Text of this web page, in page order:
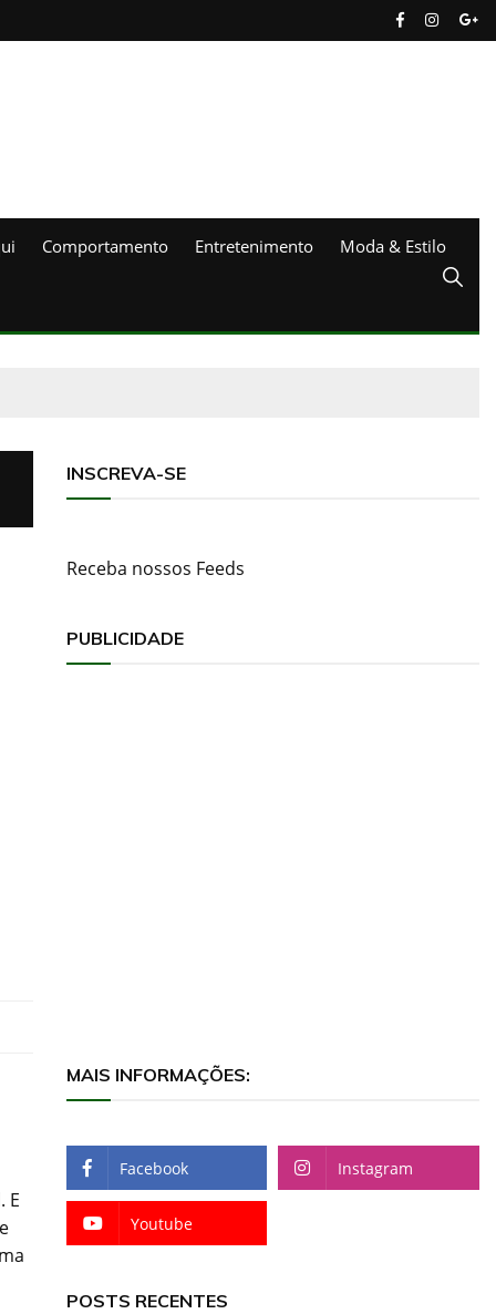
Comportamento Entretenimento Moda & Estilo
E
INSCREVA-SE
Receba nossos Feeds
PUBLICIDADE
MAIS INFORMAÇÕES:
Facebook Instagram
Youtube
POSTS RECENTES